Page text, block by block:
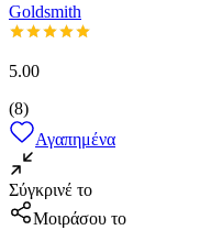
Goldsmith
5.00
(8)
Αγαπημένα
Σύγκρινέ το
Μοιράσου το